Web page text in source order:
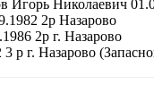
Николаевич
2р Назарово
2р г. Назарово
р г. Назарово